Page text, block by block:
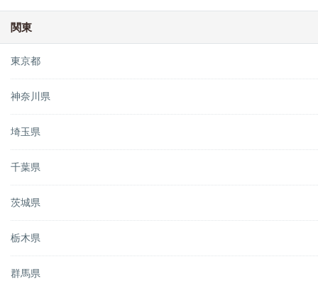
関東
東京都
神奈川県
埼玉県
千葉県
茨城県
栃木県
群馬県